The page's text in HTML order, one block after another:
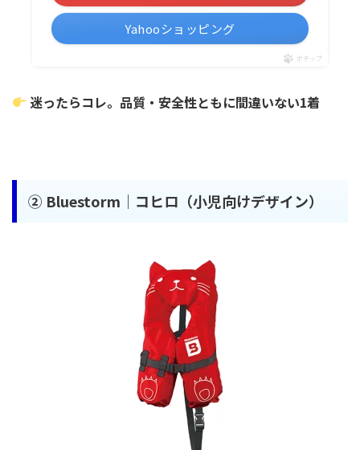
Yahooショッピング
ポチップ
迷ったらコレ。品質・安全性ともに間違いない1着
② Bluestorm｜コヒロ（小児向けデザイン）